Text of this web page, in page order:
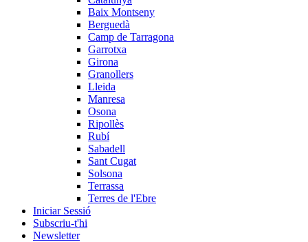
Baix Montseny
Berguedà
Camp de Tarragona
Garrotxa
Girona
Granollers
Lleida
Manresa
Osona
Ripollès
Rubí
Sabadell
Sant Cugat
Solsona
Terrassa
Terres de l'Ebre
Iniciar Sessió
Subscriu-t'hi
Newsletter